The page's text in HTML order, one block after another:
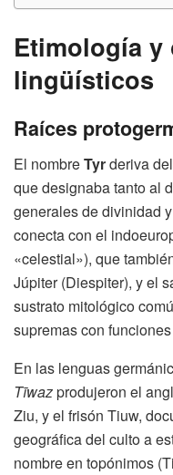
Etimología y
lingüísticos
Raíces
El nombreTyrderiva
que designaba tanto al
generales de divinidad
conecta con el
«celestial»), que
Júpiter (Diespiter), y el
sustrato mitológico
supremas con
En las lenguas
Tīwazprodujeron el
Ziu, y el frisón Tiuw,
geográfica del culto a
nombre en topónimos